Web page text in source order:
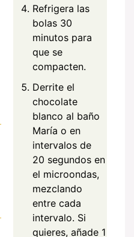
Refrigera las
bolas 30
minutos para
que se
compacten.
Derrite el
chocolate
blanco al baño
María o en
intervalos de
20 segundos en
el microondas,
mezclando
entre cada
intervalo. Si
quieres, añade 1